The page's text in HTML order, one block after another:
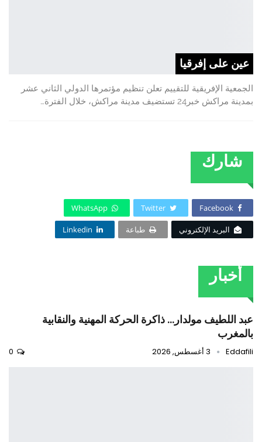
عين على إفرقيا
الجمعية الإفريقية للتقييم تعلن تنظيم مؤتمرها الدولي الثاني عشر
بمدينة مراكش خبر24 تستضيف مدينة مراكش، خلال الفترة…
شارك
Facebook
Twitter
WhatsApp
البريد الإلكتروني طباعة Linkedin
أخبار
عبد اللطيف مولدار… ذاكرة الحركة المهنية والنقابية
بالمغرب
Eddafili 3 أغسطس, 2026